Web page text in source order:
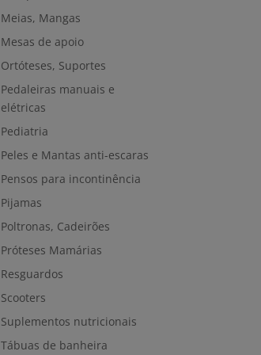
Meias, Mangas
Mesas de apoio
Ortóteses, Suportes
Pedaleiras manuais e
elétricas
Pediatria
Peles e Mantas anti-escaras
Pensos para incontinência
Pijamas
Poltronas, Cadeirões
Próteses Mamárias
Resguardos
Scooters
Suplementos nutricionais
Tábuas de banheira